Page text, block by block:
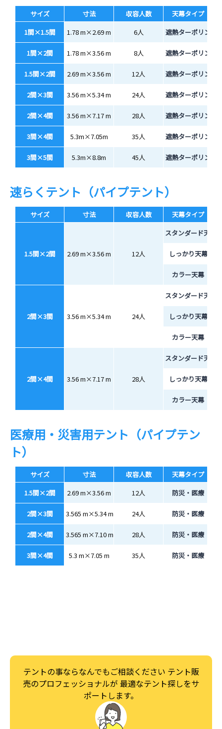
サイズ 寸法 収容人数
天幕タイプ
1間×1.5間
1.78 m×2.69 m 6人 遮熱ターポリン
1間×2間 1.78 m×3.56 m 8人 遮熱ターポリン
1.5間×2間 2.69 m×3.56 m 12人 遮熱ターポリン
2間×3間 3.56 m×5.34 m 24人 遮熱ターポリン
2間×4間 3.56 m×7.17 m 28人 遮熱ターポリン
3間×4間 5.3m×7.05m 35人 遮熱ターポリン
3間×5間 5.3m×8.8m 45人 遮熱ターポリン
速らくテント（パイプテント）
サイズ 寸法 収容人数 天幕タイプ
1.5間×2間 2.69 m×3.56 m 12人
スタンダード天幕
しっかり天幕
カラー天幕
2間×3間 3.56 m×5.34 m 24人
スタンダード天幕
しっかり天幕
カラー天幕
2間×4間 3.56 m×7.17 m 28人
スタンダード天幕
しっかり天幕
カラー天幕
医療用・災害用テント（パイプテン
ト）
サイズ 寸法 収容人数
天幕タイプ
1.5間×2間
2.69 m×3.56 m 12人 防災・医療
2間×3間 3.565 m×5.34 m 24人 防災・医療
2間×4間 3.565 m×7.10 m 28人 防災・医療
3間×4間 5.3 m×7.05 m 35人 防災・医療
テントの事ならなんでもご相談ください テント販
売のプロフェッショナルが 最適なテント探しをサ
ポートします。